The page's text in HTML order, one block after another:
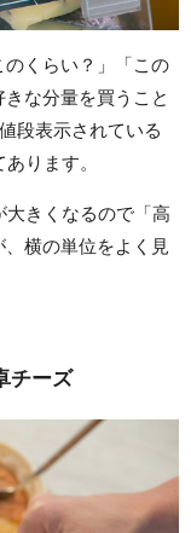
くらい？」「この
な分量を買うこと
段表示されている
ります。
大きくなるので「高
横の単位をよく見
チーズ